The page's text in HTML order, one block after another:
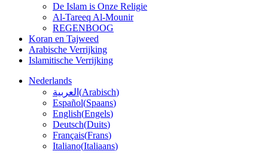
De Islam is Onze Religie
Al-Tareeq Al-Mounir
REGENBOOG
Koran en Tajweed
Arabische Verrijking
Islamitische Verrijking
Nederlands
العربية (Arabisch)
Español(Spaans)
English(Engels)
Deutsch(Duits)
Français(Frans)
Italiano(Italiaans)